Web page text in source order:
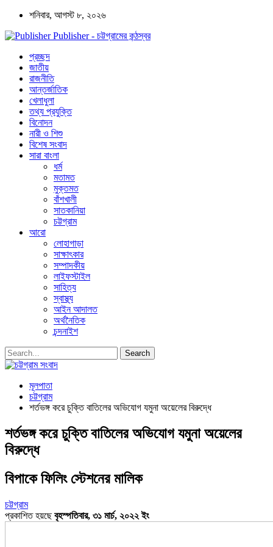
শনিবার, আগস্ট ৮, ২০২৬
Publisher - চট্টগ্রামের কন্ঠস্বর
প্রচ্ছদ
জাতীয়
রাজনীতি
আন্তর্জাতিক
খেলাধুলা
তথ্য প্রযুক্তি
বিনোদন
নারী ও শিশু
বিশেষ সংবাদ
সারা বাংলা
ধর্ম
মতামত
মুক্তমত
বাঁশখালী
সাতকানিয়া
চট্টগ্রাম
আরো
লোহাগাড়া
সাক্ষাৎকার
সম্পাদকীয়
লাইফস্টাইল
সাহিত্য
স্বাস্থ্য
আইন আদালত
অর্থনৈতিক
চন্দনাইশ
মূলপাতা
চট্টগ্রাম
শর্তভঙ্গ করে চুক্তি বাতিলের অভিযোগ যমুনা অয়েলের বিরুদ্ধে
শর্তভঙ্গ করে চুক্তি বাতিলের অভিযোগ যমুনা অয়েলের
বিরুদ্ধে
বিপাকে ফিলিং স্টেশনের মালিক
চট্টগ্রাম
প্রকাশিত হয়ছেবৃহস্পতিবার, ৩১ মার্চ, ২০২২ ইং